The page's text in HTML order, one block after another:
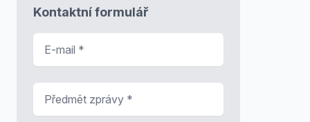
Kontaktní formulář